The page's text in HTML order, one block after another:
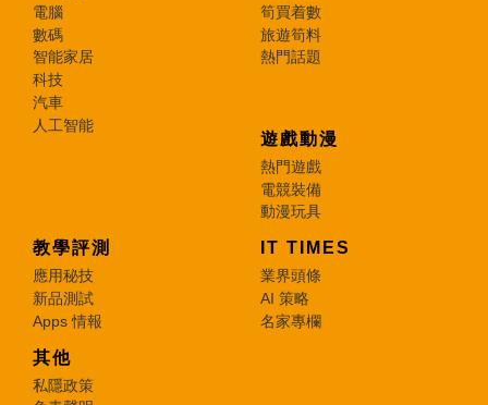
電腦
數碼
智能家居
科技
汽車
人工智能
筍買着數
旅遊筍料
熱門話題
遊戲動漫
熱門遊戲
電競裝備
動漫玩具
教學評測
應用秘技
新品測試
Apps 情報
IT TIMES
業界頭條
AI 策略
名家專欄
其他
私隱政策